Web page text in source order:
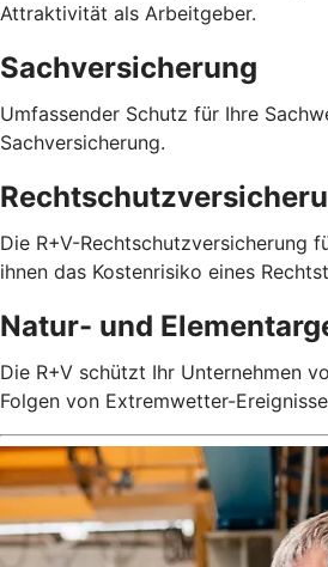
Attraktivität als Arbeitgeber.
Sachversicherung
Umfassender Schutz für Ihre
Sachversicherung.
Die R+V-Rechtschutzversicherung
ihnen das Kostenrisiko eines
Natur- und
Die R+V schützt Ihr Unternehmen
Folgen von Extremwetter-